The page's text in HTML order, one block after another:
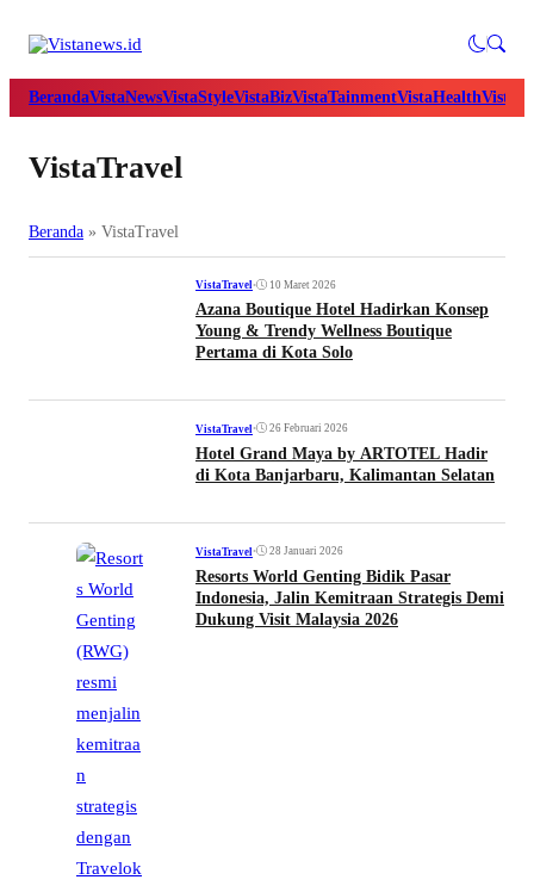
BerandaVistaNewsVistaStyleVistaBizVistaTainmentVistaHealth
VistaTravel
Beranda » VistaTravel
VistaTravel• 10 Maret 2026
Azana Boutique Hotel Hadirkan Konsep
Young & Trendy Wellness Boutique
Pertama di Kota Solo
VistaTravel • 26 Februari 2026
Hotel Grand Maya by ARTOTEL Hadir
di Kota Banjarbaru, Kalimantan Selatan
VistaTravel • 28 Januari 2026
Resorts World Genting Bidik Pasar
Indonesia, Jalin Kemitraan Strategis Demi
Dukung Visit Malaysia 2026